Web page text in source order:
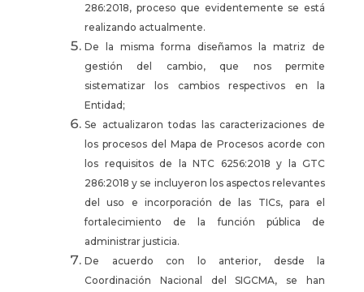
286:2018, proceso que evidentemente se está
realizando actualmente.
De la misma forma diseñamos la matriz de
gestión del cambio, que nos permite
sistematizar los cambios respectivos en la
Entidad;
Se actualizaron todas las caracterizaciones de
los procesos del Mapa de Procesos acorde con
los requisitos de la NTC 6256:2018 y la GTC
286:2018 y se incluyeron los aspectos relevantes
del uso e incorporación de las TICs, para el
fortalecimiento de la función pública de
administrar justicia.
De acuerdo con lo anterior, desde la
Coordinación Nacional del SIGCMA, se han